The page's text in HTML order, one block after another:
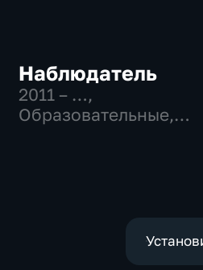
Наблюдатель
2011 – …,
Образовательные,